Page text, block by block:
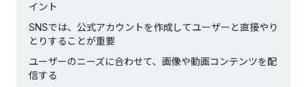
イント
SNSでは、公式アカウントを作成してユーザーと直接やり
とりすることが重要
ユーザーのニーズに合わせて、画像や動画コンテンツを配
信する